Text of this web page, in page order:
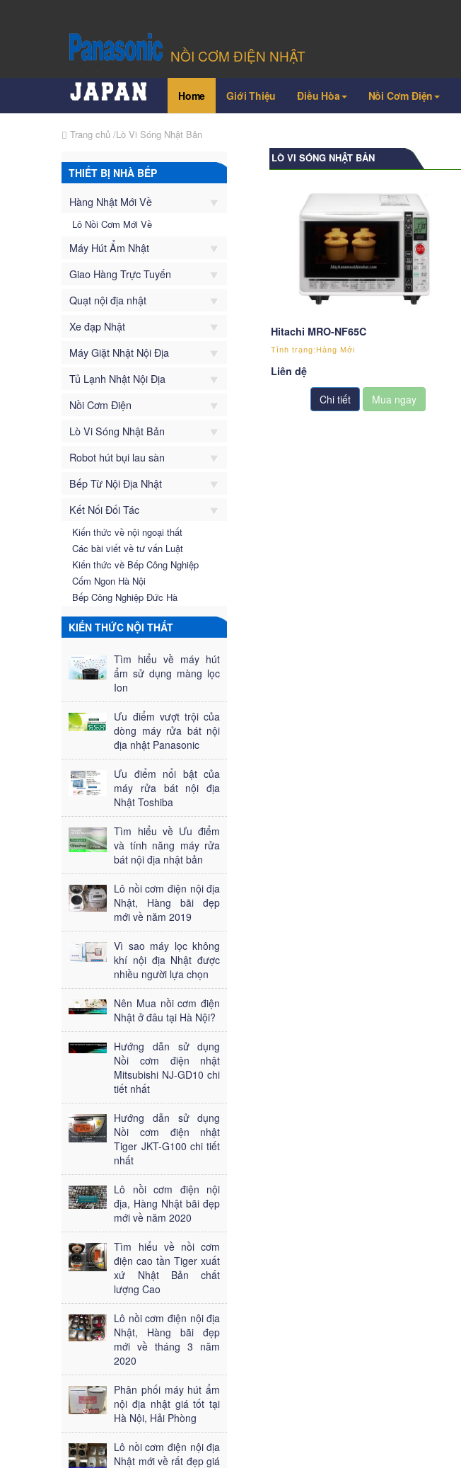
NỒI CƠM ĐIỆN NHẬT
Home Giới Thiệu Điều Hòa Nồi Cơm Điện
Trang chủ /Lò Vi Sóng Nhật Bản
LÒ VI SÓNG NHẬT BẢN
Hitachi MRO-NF65C
Tình trạng:Hàng Mới
Liên dệ
Chi tiết
THIẾT BỊ NHÀ BẾP
Hàng Nhật Mới Về
Lô Nồi Cơm Mới Về
Máy Hút Ẩm Nhật
Giao Hàng Trực Tuyến
Quạt nội địa nhật
Xe đạp Nhật
Máy Giặt Nhật Nội Địa
Tủ Lạnh Nhật Nội Địa
Nồi Cơm Điện
Lò Vi Sóng Nhật Bản
Robot hút bụi lau sàn
Bếp Từ Nội Địa Nhật
Kết Nối Đối Tác
Kiến thức về nội ngoại thất
Các bài viết về tư vấn Luật
Kiến thức về Bếp Công Nghiệp
Cốm Ngon Hà Nội
Bếp Công Nghiệp Đức Hà
KIẾN THỨC NỘI THẤT
Tìm hiểu về máy hút
ẩm sử dụng màng lọc
Ion
Ưu điểm vượt trội của
dòng máy rửa bát nội
địa nhật Panasonic
Ưu điểm nổi bật của
máy rửa bát nội địa
Nhật Toshiba
Tìm hiểu về Ưu điểm
và tính năng máy rửa
bát nội địa nhật bản
Lô nồi cơm điện nội địa
Nhật, Hàng bãi đẹp
mới về năm 2019
Vì sao máy lọc không
khí nội địa Nhật được
nhiều người lựa chọn
Nên Mua nồi cơm điện
Nhật ở đâu tại Hà Nội?
Hướng dẫn sử dụng
Nồi cơm điện nhật
Mitsubishi NJ-GD10 chi
tiết nhất
Hướng dẫn sử dụng
Nồi cơm điện nhật
Tiger JKT-G100 chi tiết
nhất
Lô nồi cơm điện nội
địa, Hàng Nhật bãi đẹp
mới về năm 2020
Tìm hiểu về nồi cơm
điện cao tần Tiger xuất
xứ Nhật Bản chất
lượng Cao
Lô nồi cơm điện nội địa
Nhật, Hàng bãi đẹp
mới về tháng 3 năm
2020
Phân phối máy hút ẩm
nội địa nhật giá tốt tại
Hà Nội, Hải Phòng
Lô nồi cơm điện nội địa
Nhật mới về rất đẹp giá